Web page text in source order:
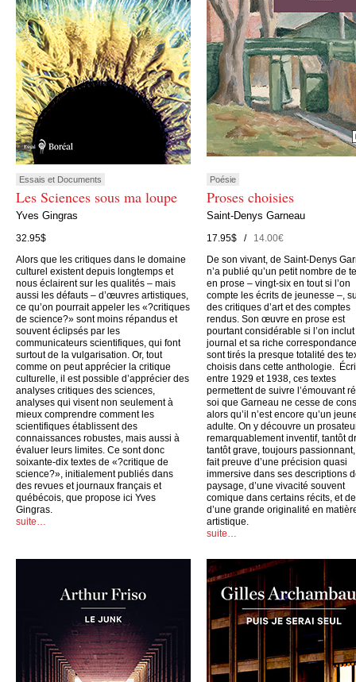
Essais et Documents
Les Sciences sous ma loupe
Yves Gingras
32.95$
Alors que les critiques dans le domaine
culturel existent depuis longtemps et
nous éclairent sur les qualités – mais
aussi les défauts – d’œuvres artistiques,
ce qu’on pourrait appeler les «?critiques
de science?» sont moins répandus et
souvent éclipsés par les
communicateurs scientifiques, qui font
surtout de la vulgarisation. Or, tout
comme on peut apprécier la critique
culturelle, il est possible d’apprécier des
analyses critiques des sciences,
analyses qui visent non seulement à
mieux comprendre comment les
scientifiques établissent des
connaissances robustes, mais aussi à
évaluer leurs limites. Ce sont donc
soixante-dix textes de «?critique de
science?», initialement publiés dans
des revues et journaux français et
québécois, que propose ici Yves
Gingras.
suite…
Poésie
Proses choisies
Saint-Denys Garneau
17.95$ /14.00€
De son vivant, de Saint-Denys
n’a publié qu’un petit nombre de
en prose – vingt-six en tout si l’on
compte les écrits de jeunesse –,
des critiques d’art et des comptes
rendus. Son œuvre en prose est
pourtant considérable si l’on
journal et sa riche
sont tirés la presque totalité des
choisis dans cette anthologie.
entre 1929 et 1938, ces textes
permettent de suivre l’émouvant
soi que Garneau ne cesse de
alors qu’il n’est encore qu’un
adulte. On y découvre un
remarquablement inventif, tantôt
tantôt grave, toujours
fait preuve d’une précision quasi
immersive dans ses descriptions
paysage, d’une vivacité souvent
comique dans certains récits, et
d’une grande originalité en
artistique.
suite…